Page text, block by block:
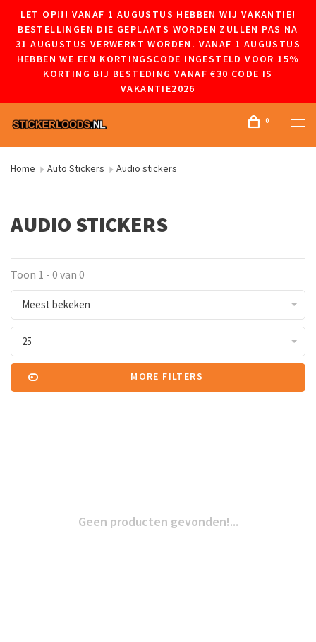
LET OP!!! VANAF 1 AUGUSTUS HEBBEN WIJ VAKANTIE!
BESTELLINGEN DIE GEPLAATS WORDEN ZULLEN PAS NA
31 AUGUSTUS VERWERKT WORDEN. VANAF 1 AUGUSTUS
HEBBEN WE EEN KORTINGSCODE INGESTELD VOOR 15%
KORTING BIJ BESTEDING VANAF €30 CODE IS
VAKANTIE2026
0
Home Auto Stickers Audio stickers
AUDIO STICKERS
Toon 1 - 0 van 0
Meest bekeken
25
MORE FILTERS
Geen producten gevonden!...